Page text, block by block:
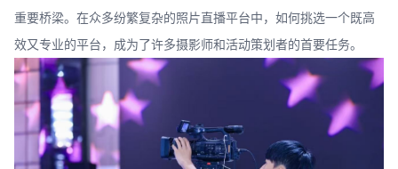
重要桥梁。在众多纷繁复杂的照片直播平台中，如何挑选一个既高
效又专业的平台，成为了许多摄影师和活动策划者的首要任务。